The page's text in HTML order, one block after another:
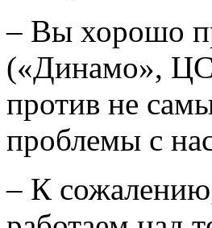
– Вы хорошо
(«Динамо»,
против не
проблемы с
– К